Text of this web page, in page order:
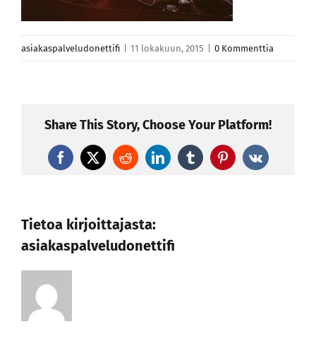
asiakaspalveludonettifi 11 lokakuun, 2015 0 Kommenttia
Share This Story, Choose Your Platform!
Facebook
X RedditLinkedInTumblrPinterest
Vk
Tietoa kirjoittajasta:
asiakaspalveludonettifi